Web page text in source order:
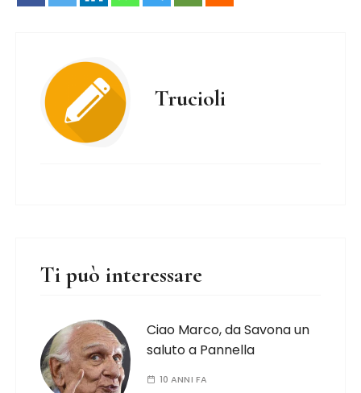
Trucioli
Ti può interessare
Ciao Marco, da Savona un
saluto a Pannella
10 ANNI FA